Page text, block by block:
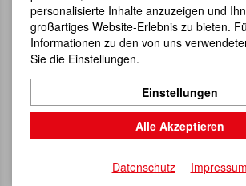
personalisierte Inhalte anzuzeigen und
großartiges Website-Erlebnis zu bieten.
Informationen zu den von uns
Sie die Einstellungen.
Einstellungen
Alle Akzeptieren
Datenschutz Impressum